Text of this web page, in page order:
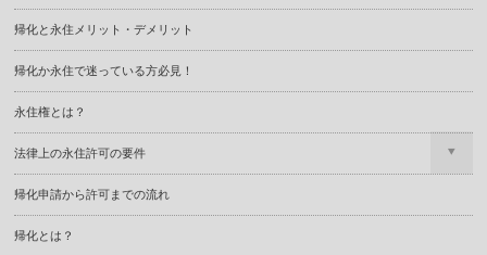
帰化と永住メリット・デメリット
帰化か永住で迷っている方必見！
永住権とは？
法律上の永住許可の要件
帰化申請から許可までの流れ
帰化とは？